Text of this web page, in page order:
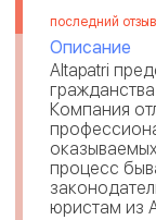
последний
Описание
Altapatri
Компания
процесс
юристам из